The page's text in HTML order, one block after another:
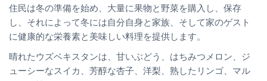
住民は冬の準備を始め、大量に果物と野菜を購入し、保存
し、それによって冬には自分自身と家族、そして家のゲスト
に健康的な栄養素と美味しい料理を提供します。
晴れたウズベキスタンは、甘いぶどう、はちみつメロン、ジ
ューシーなスイカ、芳醇な杏子、洋梨、熟したリンゴ、マル